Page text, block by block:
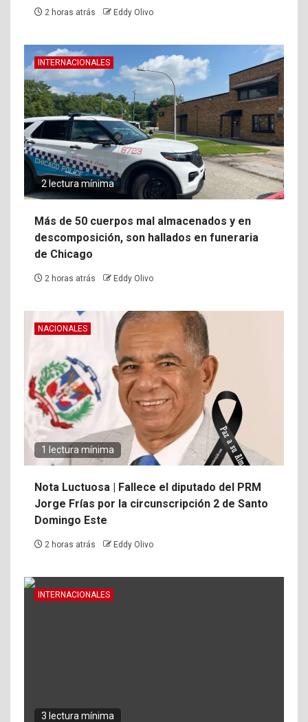
2 horas atrás Eddy Olivo
INTERNACIONALES
2 lectura mínima
Más de 50 cuerpos mal almacenados y en
descomposición, son hallados en funeraria
de Chicago
2 horas atrás Eddy Olivo
NACIONALES
1 lectura mínima
Nota Luctuosa | Fallece el diputado del PRM
Jorge Frías por la circunscripción 2 de Santo
Domingo Este
2 horas atrás Eddy Olivo
INTERNACIONALES
3 lectura mínima